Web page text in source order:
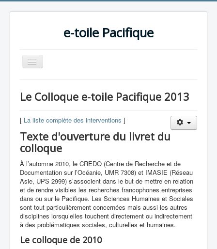
e-toile Pacifique
Basculer
la
Liste de discussion
Colloques
Le Colloque e-toile Pacifique 2013
[ La liste complète des interventions ]
Texte d'ouverture du livret du
colloque
À l’automne 2010, le CREDO (Centre de Recherche et de
Documentation sur l’Océanie, UMR 7308) et IMASIE (Réseau
Asie, UPS 2999) s’associent dans le but de mettre en relation
et de rendre visibles les recherches francophones entreprises
dans ou sur le Pacifique. Les Sciences Humaines et Sociales
sont tout particulièrement concernées mais aussi les autres
disciplines lorsqu’elles touchent directement ou indirectement
à des problématiques sociales, culturelles et humaines.
Le colloque de 2010